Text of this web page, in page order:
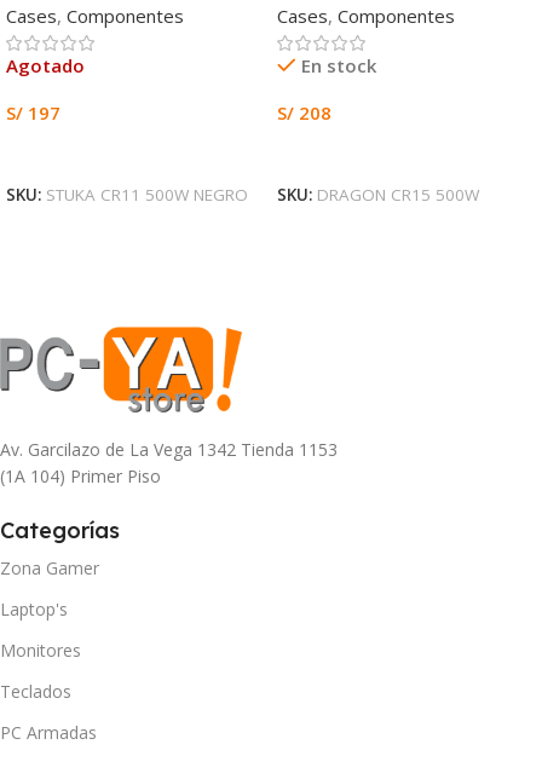
Cases, Componentes
Agotado
S/ 197
SKU: STUKA CR11 500W NEGRO
Cases, Componentes
En stock
S/ 208
SKU: DRAGON CR15 500W
Av. Garcilazo de La Vega 1342 Tienda 1153
(1A 104) Primer Piso
Categorías
Zona Gamer
Laptop's
Monitores
Teclados
PC Armadas